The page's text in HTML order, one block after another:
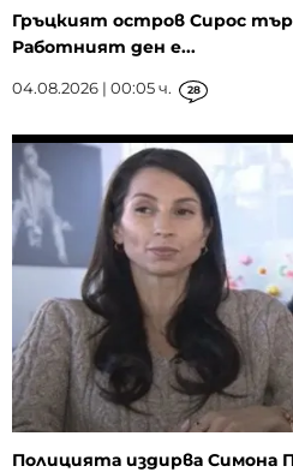
Гръцкият остров Сирос
Работният ден е...
04.08.2026 | 00:05 ч. 28
Полицията издирва Симона